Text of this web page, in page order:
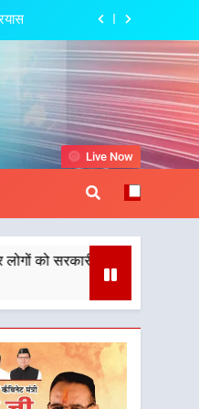
है
Live Now
का सीधे लाभ मिल रहा है